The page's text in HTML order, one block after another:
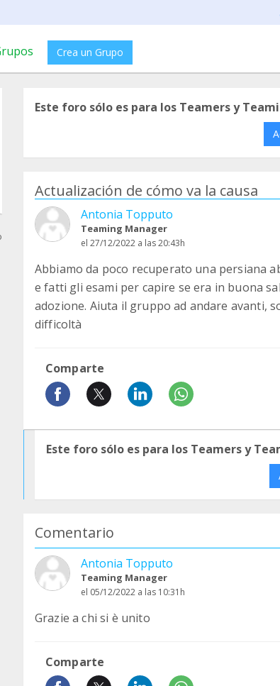
Crea un Grupo
Este foro sólo es para los Teamers y
Actualización de cómo va la causa
Antonia Topputo
Teaming Manager
el 27/12/2022 a las 20:43h
Abbiamo da poco recuperato una persiana
e fatti gli esami per capire se era in buona
adozione. Aiuta il gruppo ad andare avanti,
difficoltà
Comparte
Este foro sólo es para los Teamers y
Comentario
Antonia Topputo
Teaming Manager
el 05/12/2022 a las 10:31h
Grazie a chi si è unito
Comparte